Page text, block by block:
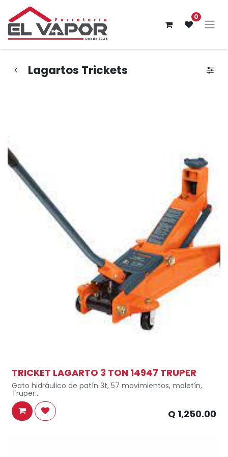
0
Lagartos Trickets
TRICKET LAGARTO 3 TON 14947 TRUPER
Gato hidráulico de patín 3t, 57 movimientos, maletín,
Truper
Movimientos 57 (Nota: calculados sin carga)
Altura máxima 54 cm (21 1/4")
Q 1,250.00